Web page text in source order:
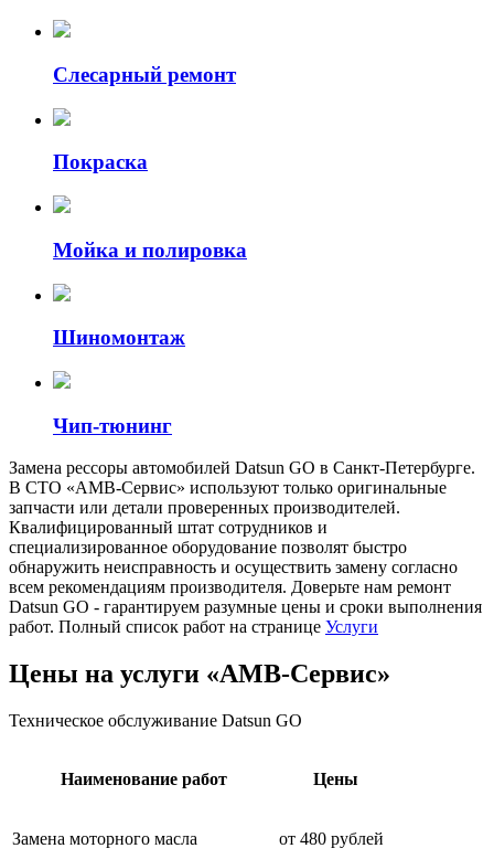
Слесарный ремонт
Покраска
Мойка и полировка
Шиномонтаж
Чип-тюнинг
Замена рессоры автомобилей Datsun GO в Санкт-Петербурге.
В СТО «АМВ-Сервис» используют только оригинальные
запчасти или детали проверенных производителей.
Квалифицированный штат сотрудников и
специализированное оборудование позволят быстро
обнаружить неисправность и осуществить замену согласно
всем рекомендациям производителя. Доверьте нам ремонт
Datsun GO - гарантируем разумные цены и сроки выполнения
работ. Полный список работ на странице Услуги
Цены на услуги «АМВ-Сервис»
Техническое обслуживание Datsun GO
Наименование работ Цены
Замена моторного масла от 480 рублей